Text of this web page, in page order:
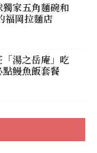
家五角麵碗和
福岡拉麵店
湯之岳庵」吃
鰻魚飯套餐